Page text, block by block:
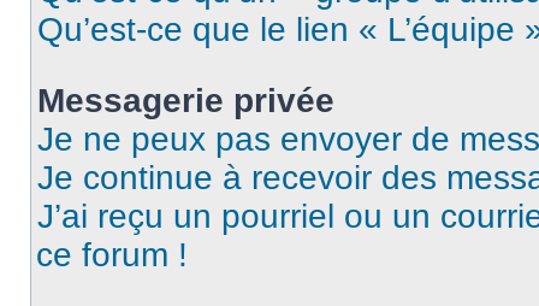
Qu’est-ce que le lien « L’équipe
Messagerie privée
Je ne peux pas envoyer de
Je continue à recevoir des
J’ai reçu un pourriel ou un
ce forum !